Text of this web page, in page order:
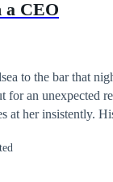
to obey the
Hurt, she tried to
but the
wolves found
returned to exact
a CEO
redhead had been talking to Fred for two
for an unexpected
insistently. His
they go to the hotel, it's an incredible night